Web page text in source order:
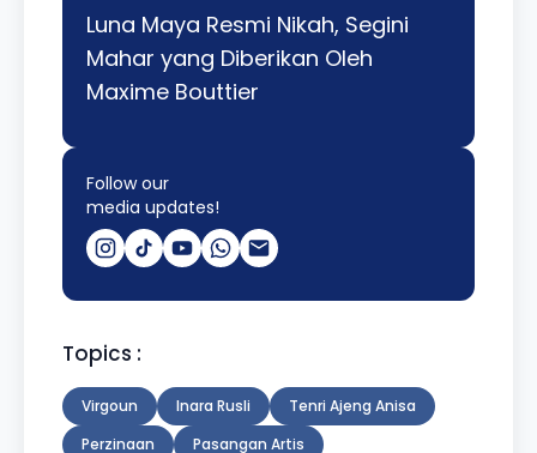
Luna Maya Resmi Nikah, Segini
Mahar yang Diberikan Oleh
Maxime Bouttier
Follow our
media updates!
Topics :
Virgoun Inara Rusli
Tenri Ajeng Anisa
Perzinaan
Pasangan Artis